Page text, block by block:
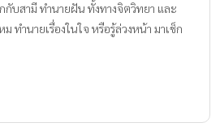
กับสามี ทำนายฝัน ทั้งทางจิตวิทยา และ
ทำนายเรื่องในใจ หรือรู้ล่วงหน้า มาเช็ก